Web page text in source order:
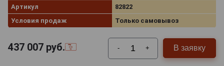
Артикул
82822
Условия продаж
Только самовывоз
437 007 руб. - + В заявку